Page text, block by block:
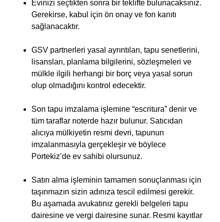
Evinizi seçtikten sonra bir teklifte bulunacaksınız.
Gerekirse, kabul için ön onay ve fon kanıtı
sağlanacaktır.
GSV partnerleri yasal ayrıntıları, tapu senetlerini,
lisansları, planlama bilgilerini, sözleşmeleri ve
mülkle ilgili herhangi bir borç veya yasal sorun
olup olmadığını kontrol edecektir.
Son tapu imzalama işlemine “escritura” denir ve
tüm taraflar noterde hazır bulunur. Satıcıdan
alıcıya mülkiyetin resmi devri, tapunun
imzalanmasıyla gerçekleşir ve böylece
Portekiz’de ev sahibi olursunuz.
Satın alma işleminin tamamen sonuçlanması için
taşınmazın sizin adınıza tescil edilmesi gerekir.
Bu aşamada avukatınız gerekli belgeleri tapu
dairesine ve vergi dairesine sunar. Resmi kayıtlar